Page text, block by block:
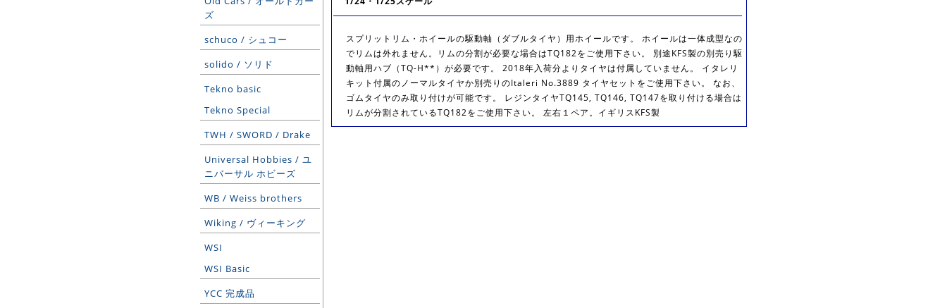
ズ
schuco / シュコー
solido / ソリド
Tekno basic
Tekno Special
TWH / SWORD / Drake
Universal Hobbies / ユ
ニバーサル ホビーズ
WB / Weiss brothers
Wiking / ヴィーキング
WSI
WSI Basic
YCC 完成品
スプリットリム・ホイールの駆動軸（ダブルタイヤ）用ホイールです。 ホイールは一体成型なの
でリムは外れません。リムの分割が必要な場合はTQ182をご使用下さい。 別途KFS製の別売り駆
動軸用ハブ（TQ-H**）が必要です。 2018年入荷分よりタイヤは付属していません。 イタレリ
キット付属のノーマルタイヤか別売りのItaleri No.3889 タイヤセットをご使用下さい。 なお、
ゴムタイヤのみ取り付けが可能です。 レジンタイヤTQ145, TQ146, TQ147を取り付ける場合は
リムが分割されているTQ182をご使用下さい。 左右１ペア。イギリスKFS製